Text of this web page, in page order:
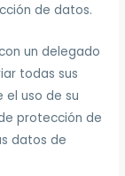
de datos.
un delegado
todas sus
el uso de su
protección de
datos de